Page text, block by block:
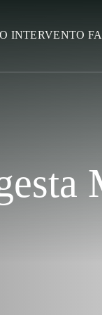
INTERVENTO